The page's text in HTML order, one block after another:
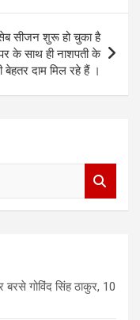
सीजन शुरू हो चुका है
के साथ ही नाशपती के
बेहतर दाम मिल रहे हैं ।
गोविंद सिंह ठाकुर, 10